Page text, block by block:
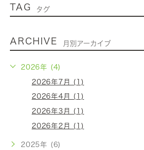
TAG タグ
ARCHIVE 月別アーカイブ
2026年 (4)
2026年7月 (1)
2026年4月 (1)
2026年3月 (1)
2026年2月 (1)
2025年 (6)